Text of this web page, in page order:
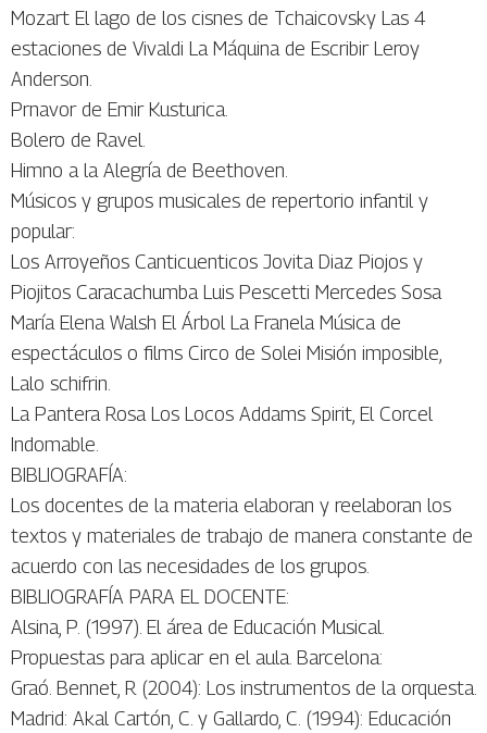
Mozart El lago de los cisnes de Tchaicovsky Las 4
estaciones de Vivaldi La Máquina de Escribir Leroy
Anderson.
Prnavor de Emir Kusturica.
Bolero de Ravel.
Himno a la Alegría de Beethoven.
Músicos y grupos musicales de repertorio infantil y
popular:
Los Arroyeños Canticuenticos Jovita Diaz Piojos y
Piojitos Caracachumba Luis Pescetti Mercedes Sosa
María Elena Walsh El Árbol La Franela Música de
espectáculos o films Circo de Solei Misión imposible,
Lalo schifrin.
La Pantera Rosa Los Locos Addams Spirit, El Corcel
Indomable.
BIBLIOGRAFÍA:
Los docentes de la materia elaboran y reelaboran los
textos y materiales de trabajo de manera constante de
acuerdo con las necesidades de los grupos.
BIBLIOGRAFÍA PARA EL DOCENTE:
Alsina, P. (1997). El área de Educación Musical.
Propuestas para aplicar en el aula. Barcelona:
Graó. Bennet, R (2004): Los instrumentos de la orquesta.
Madrid: Akal Cartón, C. y Gallardo, C. (1994): Educación